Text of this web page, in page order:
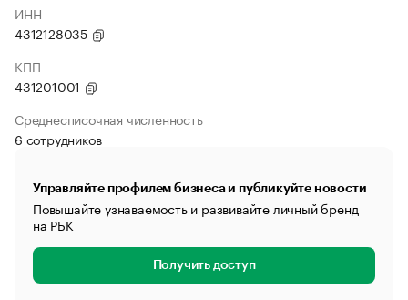
ИНН
4312128035
КПП
431201001
Среднесписочная численность
6 сотрудников
Управляйте профилем бизнеса и публикуйте новости
Повышайте узнаваемость и развивайте личный бренд
на РБК
Получить доступ